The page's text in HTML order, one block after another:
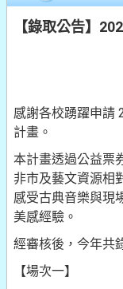
【錄取公告】
感謝各校踴躍申請
計畫。
本計畫透過公益票
非市及藝文資源相
感受古典音樂與現
美感經驗。
經審核後，今年共
【場次一】